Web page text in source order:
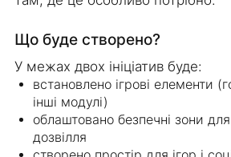
Що буде створено?
У межах двох ініціатив буде:
встановлено ігрові елементи
інші модулі)
облаштовано безпечні зони
дозвілля